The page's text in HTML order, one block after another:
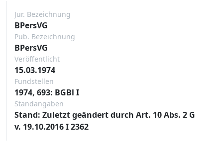
Jur. Bezeichnung
BPersVG
Pub. Bezeichnung
BPersVG
Veröffentlicht
15.03.1974
Fundstellen
1974, 693: BGBl I
Standangaben
Stand: Zuletzt geändert durch Art. 10 Abs. 2 G
v. 19.10.2016 I 2362